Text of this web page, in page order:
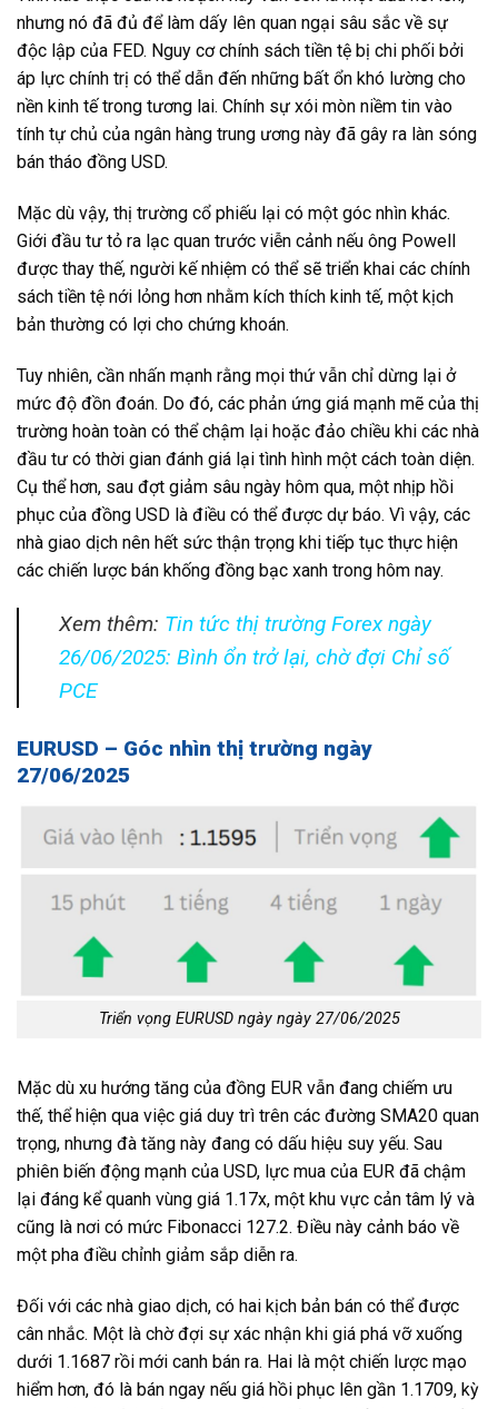
nhưng nó đã đủ để làm dấy lên quan ngại sâu sắc về sự
độc lập của FED. Nguy cơ chính sách tiền tệ bị chi phối bởi
áp lực chính trị có thể dẫn đến những bất ổn khó lường cho
nền kinh tế trong tương lai. Chính sự xói mòn niềm tin vào
tính tự chủ của ngân hàng trung ương này đã gây ra làn sóng
bán tháo đồng USD.
Mặc dù vậy, thị trường cổ phiếu lại có một góc nhìn khác.
Giới đầu tư tỏ ra lạc quan trước viễn cảnh nếu ông Powell
được thay thế, người kế nhiệm có thể sẽ triển khai các chính
sách tiền tệ nới lỏng hơn nhằm kích thích kinh tế, một kịch
bản thường có lợi cho chứng khoán.
Tuy nhiên, cần nhấn mạnh rằng mọi thứ vẫn chỉ dừng lại ở
mức độ đồn đoán. Do đó, các phản ứng giá mạnh mẽ của thị
trường hoàn toàn có thể chậm lại hoặc đảo chiều khi các nhà
đầu tư có thời gian đánh giá lại tình hình một cách toàn diện.
Cụ thể hơn, sau đợt giảm sâu ngày hôm qua, một nhịp hồi
phục của đồng USD là điều có thể được dự báo. Vì vậy, các
nhà giao dịch nên hết sức thận trọng khi tiếp tục thực hiện
các chiến lược bán khống đồng bạc xanh trong hôm nay.
Xem thêm: Tin tức thị trường Forex ngày
26/06/2025: Bình ổn trở lại, chờ đợi Chỉ số
PCE
EURUSD – Góc nhìn thị trường ngày
27/06/2025
Triển vọng EURUSD ngày ngày 27/06/2025
Mặc dù xu hướng tăng của đồng EUR vẫn đang chiếm ưu
thế, thể hiện qua việc giá duy trì trên các đường SMA20 quan
trọng, nhưng đà tăng này đang có dấu hiệu suy yếu. Sau
phiên biến động mạnh của USD, lực mua của EUR đã chậm
lại đáng kể quanh vùng giá 1.17x, một khu vực cản tâm lý và
cũng là nơi có mức Fibonacci 127.2. Điều này cảnh báo về
một pha điều chỉnh giảm sắp diễn ra.
Đối với các nhà giao dịch, có hai kịch bản bán có thể được
cân nhắc. Một là chờ đợi sự xác nhận khi giá phá vỡ xuống
dưới 1.1687 rồi mới canh bán ra. Hai là một chiến lược mạo
hiểm hơn, đó là bán ngay nếu giá hồi phục lên gần 1.1709, kỳ